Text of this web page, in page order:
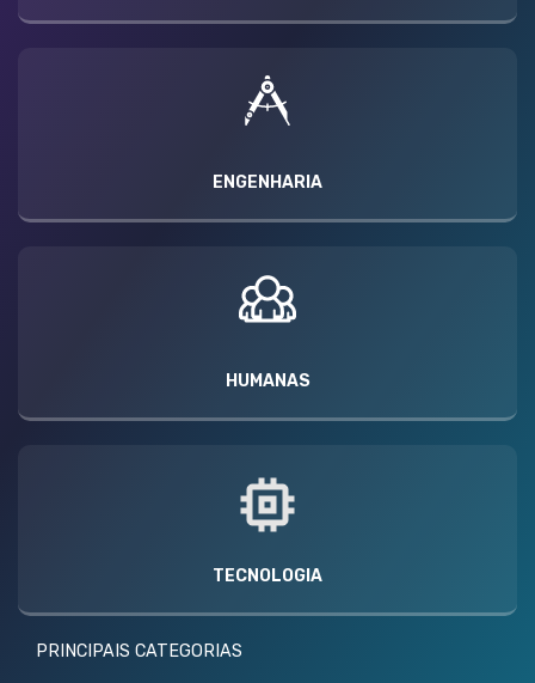
ENGENHARIA
HUMANAS
TECNOLOGIA
PRINCIPAIS CATEGORIAS